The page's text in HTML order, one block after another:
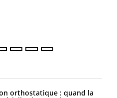
orthostatique : quand la